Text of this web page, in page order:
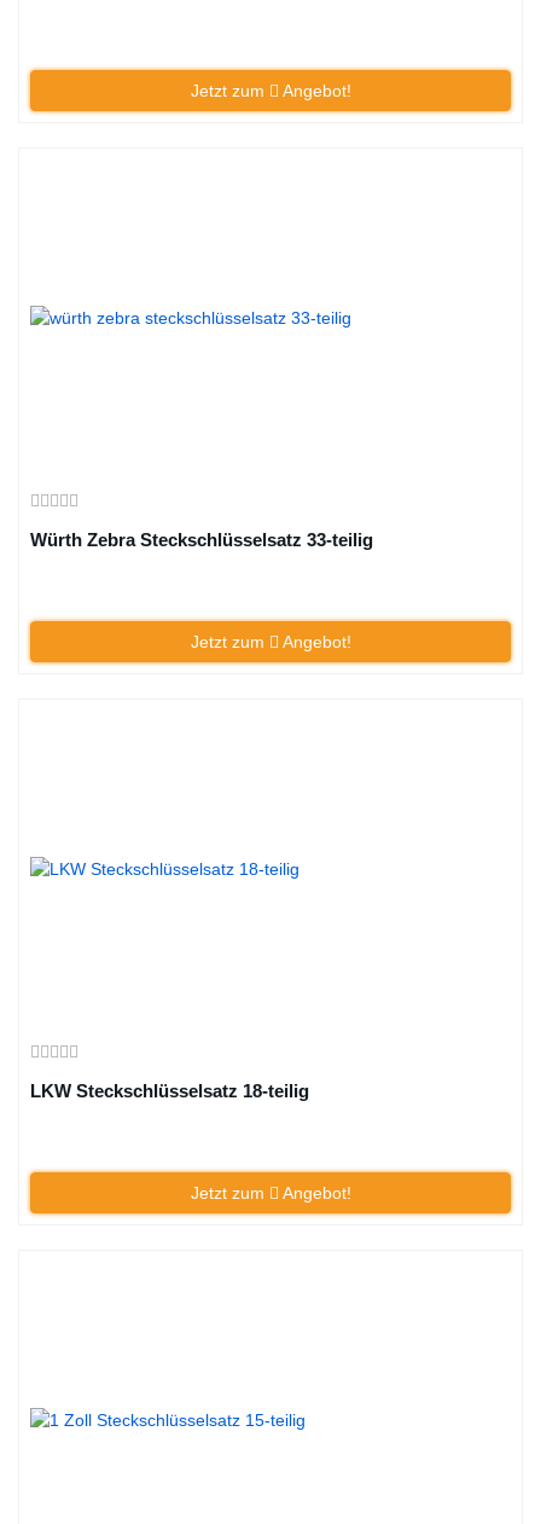
Jetzt zum Angebot!
Würth Zebra Steckschlüsselsatz 33-teilig
Jetzt zum Angebot!
LKW Steckschlüsselsatz 18-teilig
Jetzt zum Angebot!